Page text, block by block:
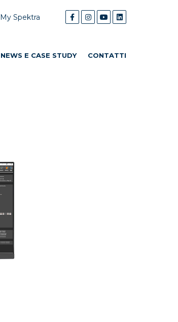
My Spektra
NEWS E CASE STUDY CONTATTI